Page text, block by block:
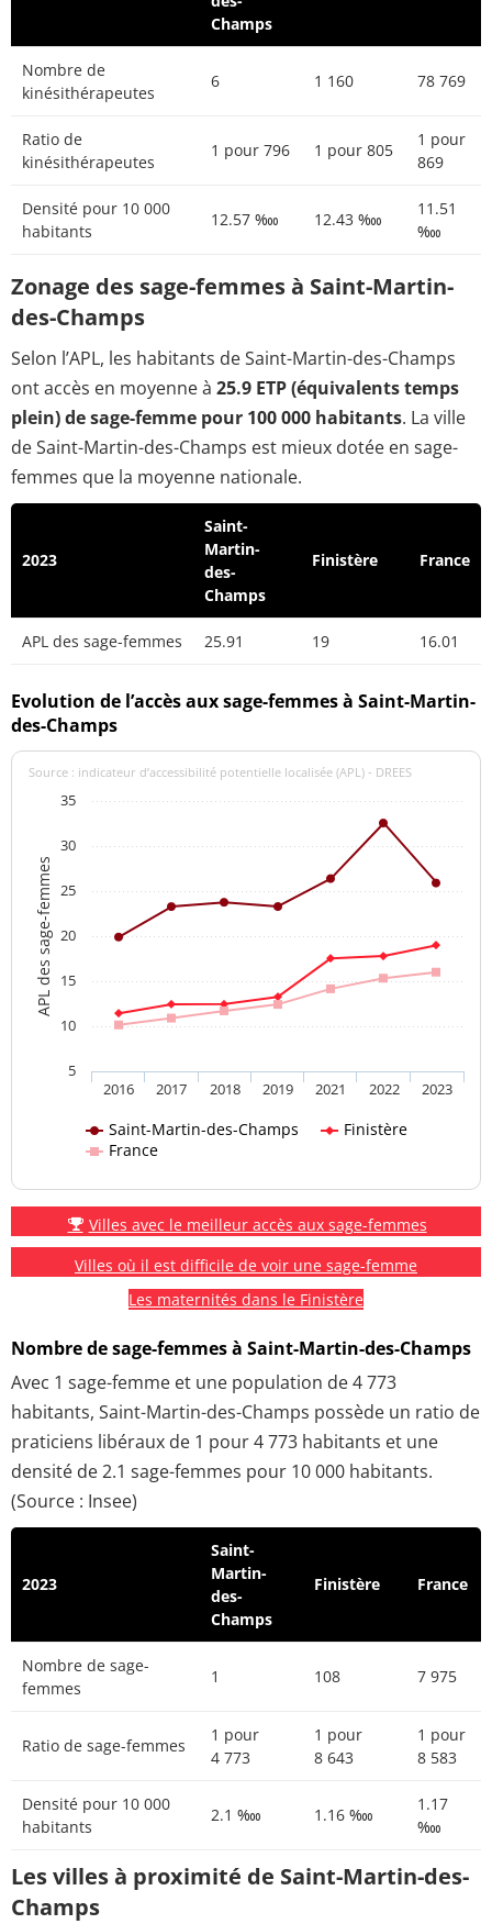
Champs
Nombre de
kinésithérapeutes
6 1 160 78 769
Ratio de
kinésithérapeutes
1 pour 796 1 pour 805
1 pour
869
Densité pour 10 000
habitants
12.57 ‱ 12.43 ‱
11.51
‱
Zonage des sage-femmes à Saint-Martin-
des-Champs
Selon l’APL, les habitants de Saint-Martin-des-Champs
ont accès en moyenne à 25.9 ETP (équivalents temps
plein) de sage-femme pour 100 000 habitants. La ville
de Saint-Martin-des-Champs est mieux dotée en sage-
femmes que la moyenne nationale.
2023
Saint-
Martin-
des-
Champs
Finistère France
APL des sage-femmes 25.91 19 16.01
Evolution de l’accès aux sage-femmes à Saint-Martin-
des-Champs
APL des sage-femmes
Source : indicateur d’accessibilité potentielle localisée (APL) - DREES
Saint-Martin-des-Champs
Finistère
France
2016 2017 2018 2019 2021 2022 2023
5
10
15
20
25
30
35
Villes avec le meilleur accès aux sage-femmes
Villes où il est difficile de voir une sage-femme
Les maternités dans le Finistère
Nombre de sage-femmes à Saint-Martin-des-Champs
Avec 1 sage-femme et une population de 4 773
habitants, Saint-Martin-des-Champs possède un ratio de
praticiens libéraux de 1 pour 4 773 habitants et une
densité de 2.1 sage-femmes pour 10 000 habitants.
(Source : Insee)
2023
Saint-
Martin-
des-
Champs
Finistère France
Nombre de sage-
femmes
1 108 7 975
Ratio de sage-femmes
1 pour
4 773
1 pour
8 643
1 pour
8 583
Densité pour 10 000
habitants
2.1 ‱ 1.16 ‱
1.17
‱
Les villes à proximité de Saint-Martin-des-
Champs